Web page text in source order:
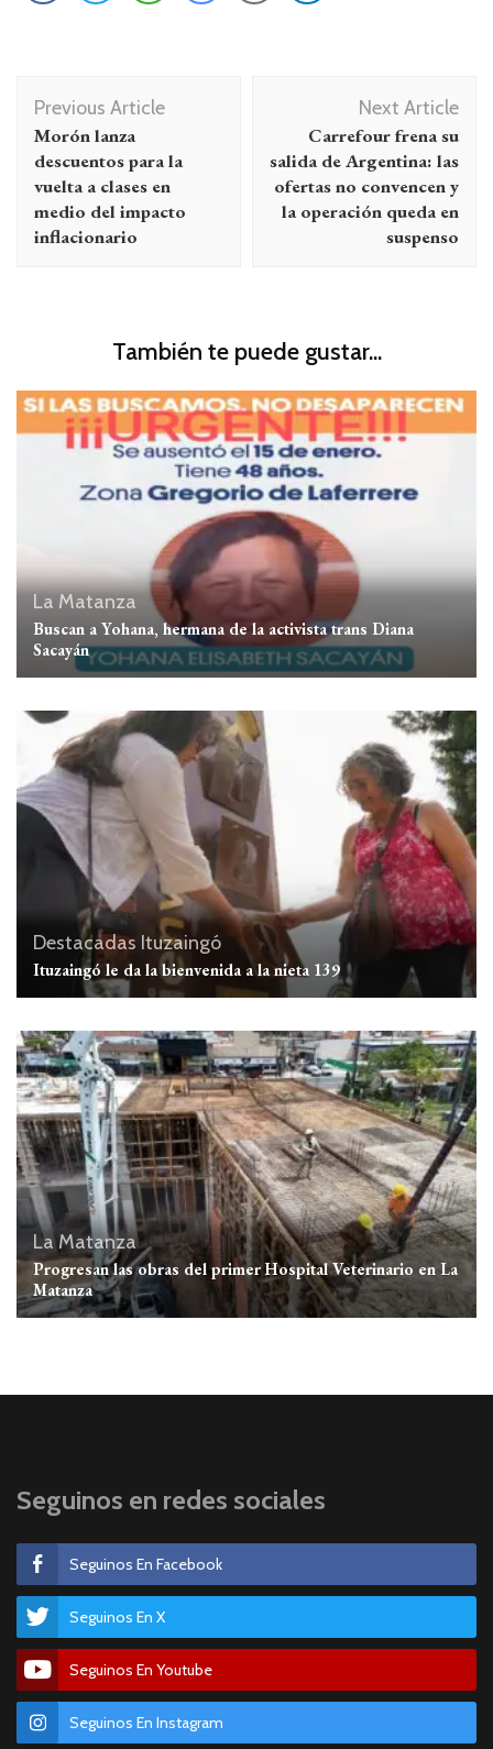
Navegación
de
entradas
Previous Article
Morón lanza
descuentos para la
vuelta a clases en
medio del impacto
inflacionario
Next Article
Carrefour frena su
salida de Argentina: las
ofertas no convencen y
la operación queda en
suspenso
También te puede gustar...
La Matanza
Buscan a Yohana, hermana de la activista trans Diana
Sacayán
Destacadas Ituzaingó
Ituzaingó le da la bienvenida a la nieta 139
La Matanza
Progresan las obras del primer Hospital Veterinario en La
Matanza
Seguinos en redes sociales
Seguinos En Facebook
Seguinos En X
Seguinos En Youtube
Seguinos En Instagram